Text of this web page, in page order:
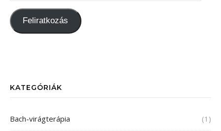
Feliratkozás
KATEGÓRIÁK
Bach-virágterápia (1)